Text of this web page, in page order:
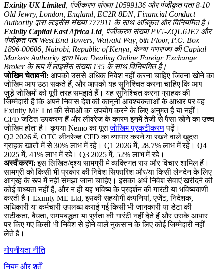
Exinity UK Limited, पंजीकरण संख्या 10599136 और पंजीकृत पता 8-10
Old Jewry, London, England, EC2R 8DN, Financial Conduct
Authority द्वारा लाइसेंस संख्या 777911 के साथ अधिकृत और विनियमित है।
Exinity Capital East Africa Ltd, पंजीकरण संख्या PVT-ZQU6JE7 और
पंजीकृत पता West End Towers, Waiyaki Way, 6th Floor, P.O. Box
1896-00606, Nairobi, Republic of Kenya, केन्या गणराज्य की Capital
Markets Authority द्वारा Non-Dealing Online Foreign Exchange
Broker के रूप में लाइसेंस संख्या 135 के साथ विनियमित है।
जोखिम चेतावनी: आपको उससे अधिक निवेश नहीं करना चाहिए जितना खोने का
जोखिम आप उठा सकते हैं, और आपको यह सुनिश्चित करना चाहिए कि आप
जुड़े जोखिमों को पूरी तरह समझते हैं। यह सुनिश्चित करना ग्राहक की
जिम्मेदारी है कि अपने निवास देश की कानूनी आवश्यकताओं के आधार पर वह
Exinity ME Ltd की सेवाओं का उपयोग करने के लिए अनुमत है या नहीं।
CFD जटिल उपकरण हैं और लीवरेज के कारण इनमें तेजी से पैसा खोने का उच्च
जोखिम होता है। कृपया Nemo का पूराजोखिम प्रकटीकरणपढ़ें।
Q2 2026 में, OTC लीवरेज्ड CFD का व्यापार करने या रखने वाले खुदरा
ग्राहक खातों में से 30% लाभ में रहे। Q1 2026 में, 28.7% लाभ में रहे। Q4
2025 में, 41% लाभ में रहे। Q3 2025 में, 52% लाभ में रहे।
अस्वीकरण: इस लिखित/दृश्य सामग्री में व्यक्तिगत राय और विचार शामिल हैं।
सामग्री को किसी भी प्रकार की निवेश सिफारिश और/या किसी लेनदेन के लिए
आग्रह के रूप में नहीं समझा जाना चाहिए। इसका अर्थ निवेश सेवाएं खरीदने की
कोई बाध्यता नहीं है, और न ही यह भविष्य के प्रदर्शन की गारंटी या भविष्यवाणी
करती है। Exinity ME Ltd, इसकी सहयोगी कंपनियां, एजेंट, निदेशक,
अधिकारी या कर्मचारी उपलब्ध कराई गई किसी भी जानकारी या डेटा की
सटीकता, वैधता, समयबद्धता या पूर्णता की गारंटी नहीं देते हैं और उसके आधार
पर किए गए किसी भी निवेश से होने वाले नुकसान के लिए कोई जिम्मेदारी नहीं
लेते हैं।
गोपनीयता नीति
नियम और शर्तें